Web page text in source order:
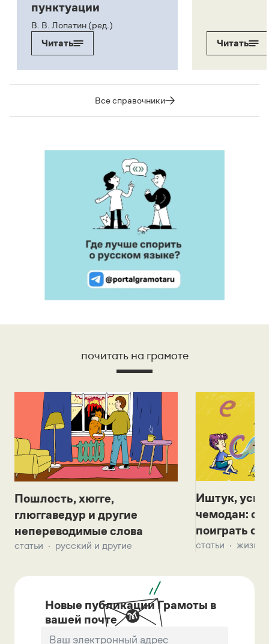
пунктуации
В. В. Лопатин (ред.)
Читать
Читать
Все справочники
почитать на грамоте
Пошлость, хюгге,
глюггаведур и другие
непереводимые слова
статьи русский и другие
Иштук,
чемодан:
поиграть с
статьи жизнь
Новые публикации Грамоты в
вашей почте